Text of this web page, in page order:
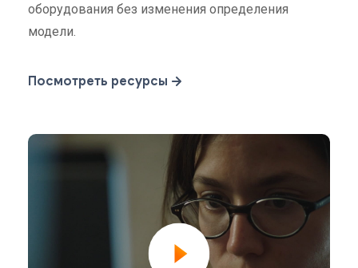
оборудования без изменения определения
модели.
Посмотреть ресурсы